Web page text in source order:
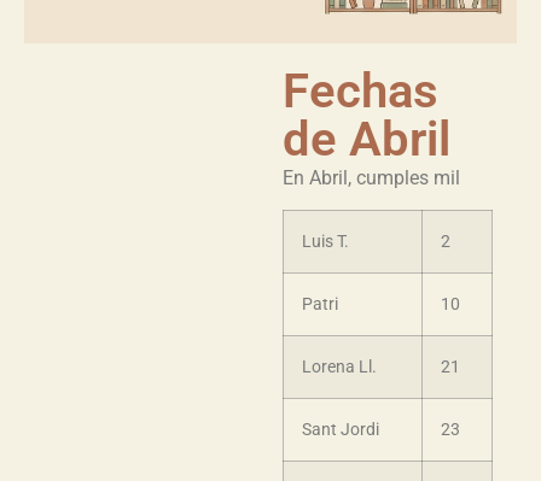
Fechas
de Abril
En Abril, cumples mil
Luis T. 2
Patri 10
Lorena Ll. 21
Sant Jordi 23